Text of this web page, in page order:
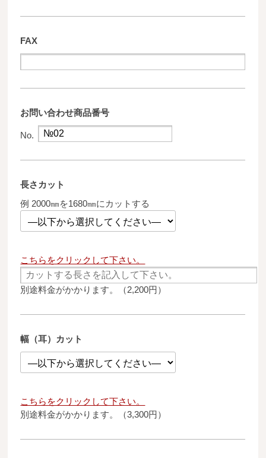
FAX
お問い合わせ商品番号
No.
長さカット
例 2000㎜を1680㎜にカットする
こちらをクリックして下さい。
別途料金がかかります。（2,200円）
幅（耳）カット
こちらをクリックして下さい。
別途料金がかかります。（3,300円）